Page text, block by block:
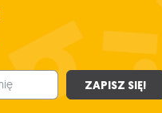
ZAPISZ SIĘ!